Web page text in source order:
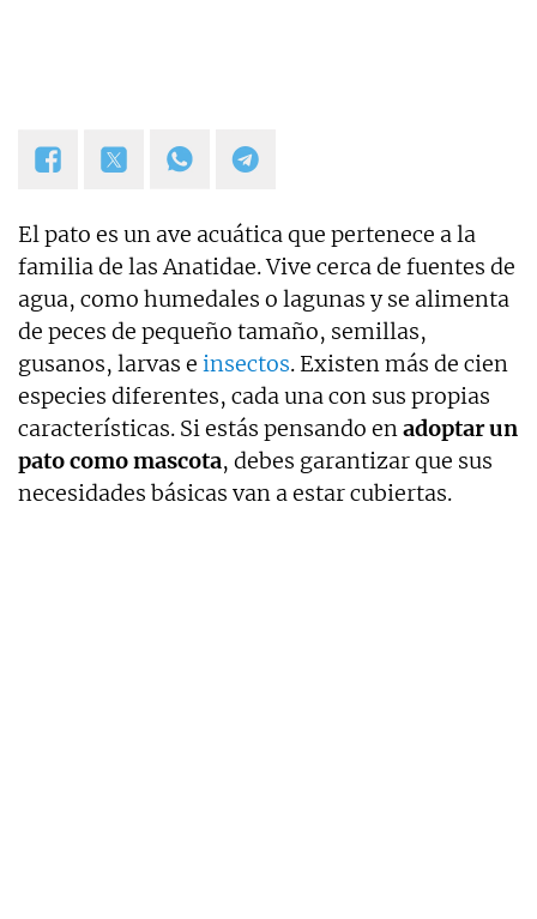
El pato es un ave acuática que pertenece a la
familia de las Anatidae. Vive cerca de fuentes de
agua, como humedales o lagunas y se alimenta
de peces de pequeño tamaño, semillas,
gusanos, larvas e insectos. Existen más de cien
especies diferentes, cada una con sus propias
características. Si estás pensando enadoptar un
pato como mascota, debes garantizar que sus
necesidades básicas van a estar cubiertas.